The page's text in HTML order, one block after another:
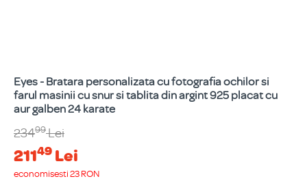
Eyes - Bratara personalizata cu fotografia ochilor si
farul masinii cu snur si tablita din argint 925 placat cu
aur galben 24 karate
23499Lei
21149 Lei
economisești 23 RON